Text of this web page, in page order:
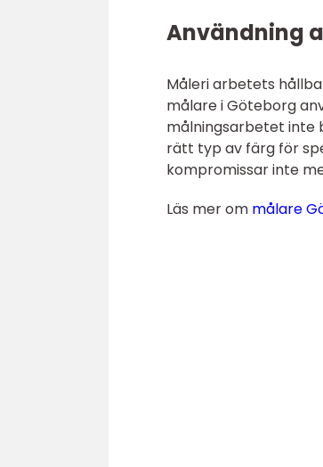
Användning
Måleri arbetets
målare i Göteborg
målningsarbetet inte
rätt typ av färg för
kompromissar inte
Läs mer om målare